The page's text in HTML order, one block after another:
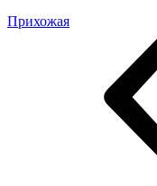
Прихожая